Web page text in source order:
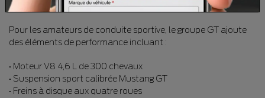
• Jantes en aluminium
Pour les amateurs de conduite sportive, le groupe GT ajoute
des éléments de performance incluant :
• Moteur V8 4,6 L de 300 chevaux
• Suspension sport calibrée Mustang GT
• Freins à disque aux quatre roues